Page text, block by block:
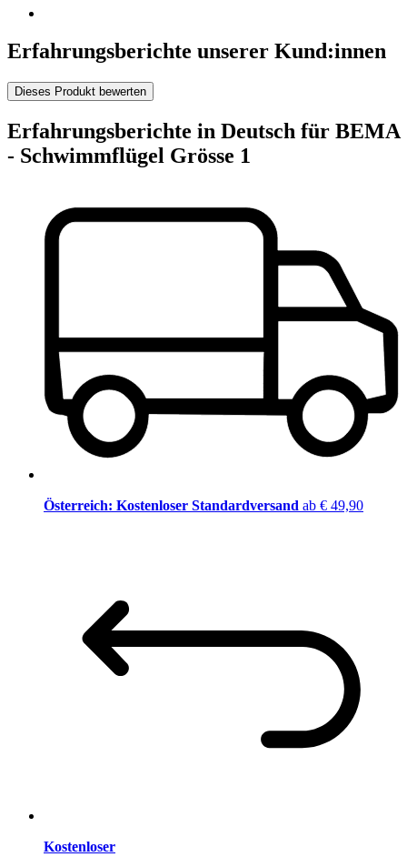
Erfahrungsberichte unserer Kund:innen
Dieses Produkt bewerten
Erfahrungsberichte in Deutsch für BEMA
- Schwimmflügel Grösse 1
Österreich: Kostenloser Standardversand ab € 49,90
Kostenloser